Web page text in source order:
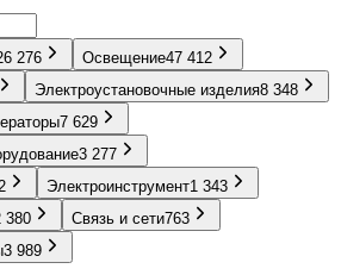
276 Освещение47 412
Электроустановочные изделия8 348
7 629
3 277
Электроинструмент1 343
380 Связь и сети763
3 989